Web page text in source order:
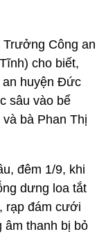
Trưởng Công an
cho biết,
an huyện Đức
sâu vào bể
bà Phan Thị
đêm 1/9, khi
dưng loa tắt
rạp đám cưới
âm thanh bị bỏ